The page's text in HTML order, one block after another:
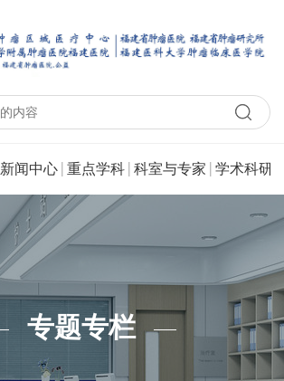
新闻中心 | 重点学科 | 科室与专家 | 学术科研
专题专栏